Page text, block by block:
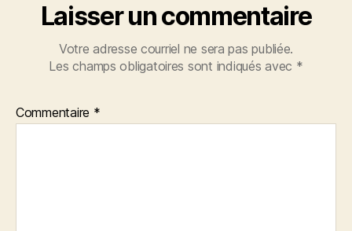
Laisser un commentaire
Votre adresse courriel ne sera pas publiée.
Les champs obligatoires sont indiqués avec *
Commentaire *